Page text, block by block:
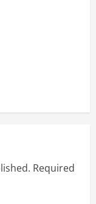
Required